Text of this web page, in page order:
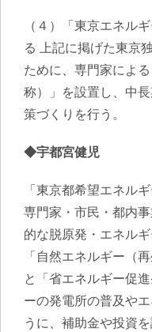
（４）「東京エネル
る 上記に掲げた東京
ために、専門家によ
称）」を設置し、中
策づくりを行う。
◆宇都宮健児
「東京都希望エネル
専門家・市民・都内
的な脱原発・エネル
「自然エネルギー（
と「省エネルギー促
ーの発電所の普及や
うに、補助金や投資